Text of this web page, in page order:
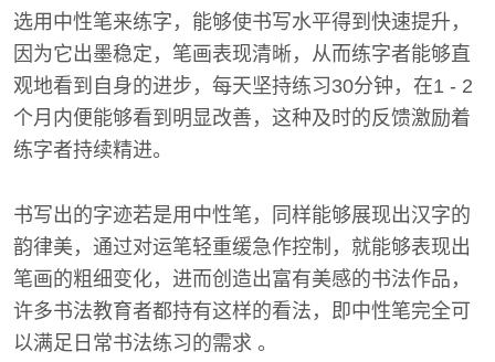
选用中性笔来练字，能够使书写水平得到快速提升，
因为它出墨稳定，笔画表现清晰，从而练字者能够直
观地看到自身的进步，每天坚持练习30分钟，在1 - 2
个月内便能够看到明显改善，这种及时的反馈激励着
练字者持续精进。
书写出的字迹若是用中性笔，同样能够展现出汉字的
韵律美，通过对运笔轻重缓急作控制，就能够表现出
笔画的粗细变化，进而创造出富有美感的书法作品，
许多书法教育者都持有这样的看法，即中性笔完全可
以满足日常书法练习的需求 。